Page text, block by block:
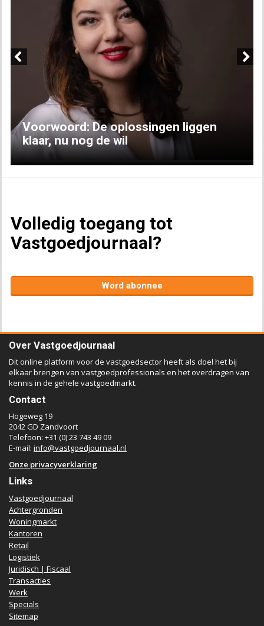
Voorwoord: De oplossingen liggen
klaar, nu nog de wil
Volledig toegang tot
Vastgoedjournaal?
Word abonnee
Over Vastgoedjournaal
Dit online platform voor de vastgoedsector heeft als doel het bij
elkaar brengen van vastgoedprofessionals en het overdragen van
kennis in de gehele vastgoedmarkt.
Contact
Hogeweg 19
2042 GD Zandvoort
Telefoon: +31 (0) 23 743 49 09
E-mail: info@vastgoedjournaal.nl
Onze privacyverklaring
Links
Vastgoedjournaal
Achtergronden
Woningmarkt
Kantoren
Retail
Logistiek
Juridisch | Fiscaal
Transacties
Werk
Specials
Sitemap